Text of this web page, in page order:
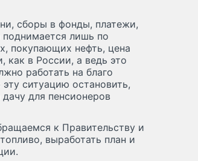
сборы в фонды, платежи,
поднимается лишь по
покупающих нефть, цена
как в России, а ведь это
работать на благо
ситуацию остановить,
для пенсионеров
к Правительству и
выработать план и